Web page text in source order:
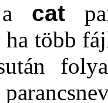
a cat
több